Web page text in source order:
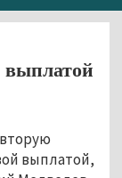
выплатой
выплатой,